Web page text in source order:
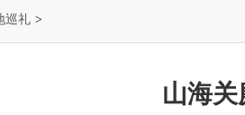
巡礼 >
山海